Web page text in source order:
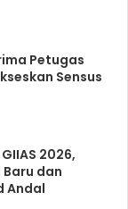
Petugas
Sensus
2026,
dan
Andal